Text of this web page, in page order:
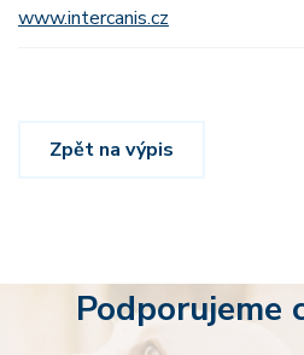
www.intercanis.cz
Zpět na výpis
Podporujeme